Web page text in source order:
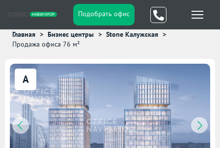
Подобрать офис
Главная Бизнес центры
Stone Калужская
Продажа офиса 76 м²
A